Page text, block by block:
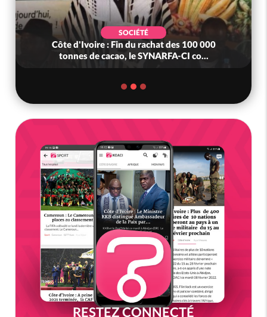
SOCIÉTÉ
Côte d'Ivoire : Fin du rachat des 100 000
tonnes de cacao, le SYNARFA-CI co...
RESTEZ CONNECTÉ